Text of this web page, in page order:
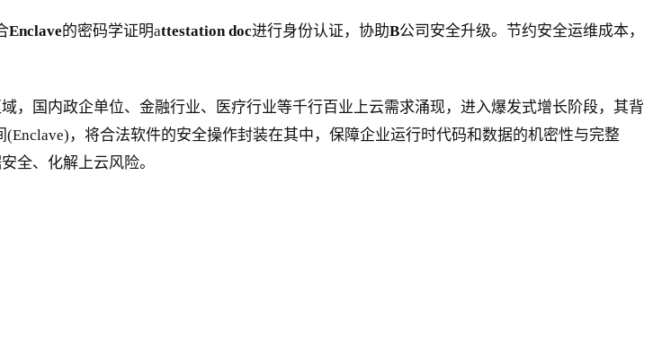
Enclave的密码学证明attestation doc进行身份认证，协助B公司安全升级。节约安全运维成本，
，国内政企单位、金融行业、医疗行业等千行百业上云需求涌现，进入爆发式增长阶段，其背
，将合法软件的安全操作封装在其中，保障企业运行时代码和数据的机密性与完整
全、化解上云风险。